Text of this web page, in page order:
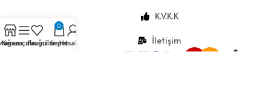
K.V.K.K
İletişim
Kenar çubuğu
Favoriler
0
SepetHesabım